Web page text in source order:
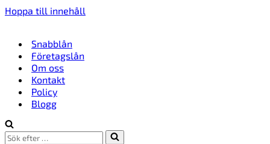
Hoppa till innehåll
Snabblån
Företagslån
Om oss
Kontakt
Policy
Blogg
Sök